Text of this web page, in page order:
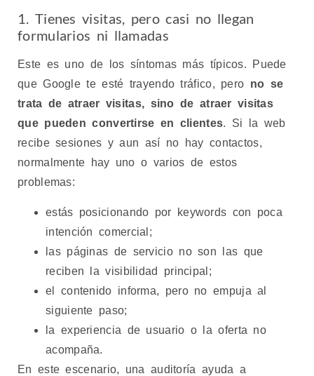
1. Tienes visitas, pero casi no llegan
formularios ni llamadas
Este es uno de los síntomas más típicos. Puede
que Google te esté trayendo tráfico, pero no se
trata de atraer visitas, sino de atraer visitas
que pueden convertirse en clientes. Si la web
recibe sesiones y aun así no hay contactos,
normalmente hay uno o varios de estos
problemas:
estás posicionando por keywords con poca
intención comercial;
las páginas de servicio no son las que
reciben la visibilidad principal;
el contenido informa, pero no empuja al
siguiente paso;
la experiencia de usuario o la oferta no
acompaña.
En este escenario, una auditoría ayuda a